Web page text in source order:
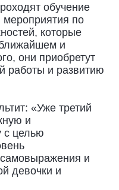
обучение
мероприятия по
которые
и
они приобретут
работы и развитию
«Уже третий
и
с целью
и
девочки и